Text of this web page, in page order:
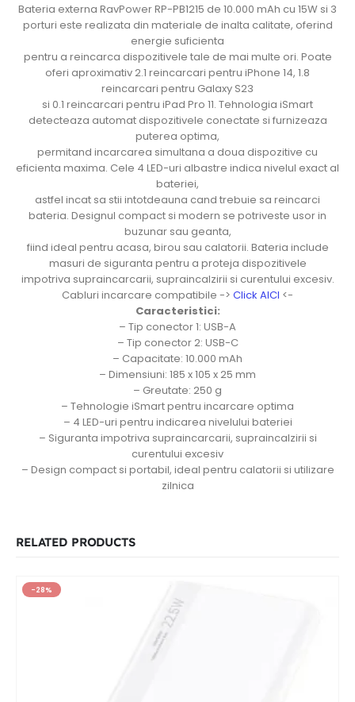
Bateria externa RavPower RP-PB1215 de 10.000 mAh cu 15W si 3
porturi este realizata din materiale de inalta calitate, oferind
energie suficienta
pentru a reincarca dispozitivele tale de mai multe ori. Poate
oferi aproximativ 2.1 reincarcari pentru iPhone 14, 1.8
reincarcari pentru Galaxy S23
si 0.1 reincarcari pentru iPad Pro 11. Tehnologia iSmart
detecteaza automat dispozitivele conectate si furnizeaza
puterea optima,
permitand incarcarea simultana a doua dispozitive cu
eficienta maxima. Cele 4 LED-uri albastre indica nivelul exact al
bateriei,
astfel incat sa stii intotdeauna cand trebuie sa reincarci
bateria. Designul compact si modern se potriveste usor in
buzunar sau geanta,
fiind ideal pentru acasa, birou sau calatorii. Bateria include
masuri de siguranta pentru a proteja dispozitivele
impotriva supraincarcarii, supraincalzirii si curentului excesiv.
Cabluri incarcare compatibile -> Click AICI <-
Caracteristici:
– Tip conector 1: USB-A
– Tip conector 2: USB-C
– Capacitate: 10.000 mAh
– Dimensiuni: 185 x 105 x 25 mm
– Greutate: 250 g
– Tehnologie iSmart pentru incarcare optima
– 4 LED-uri pentru indicarea nivelului bateriei
– Siguranta impotriva supraincarcarii, supraincalzirii si
curentului excesiv
– Design compact si portabil, ideal pentru calatorii si utilizare
zilnica
RELATED PRODUCTS
-28%